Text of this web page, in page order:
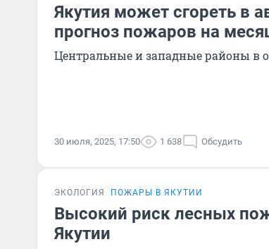
Якутия может сгореть в
прогноз пожаров на
Центральные и западные районы в
30 июля, 2025, 17:50 1 638 Обсудить
ЭКОЛОГИЯ ПОЖАРЫ В ЯКУТИИ
Высокий риск лесных
Якутии